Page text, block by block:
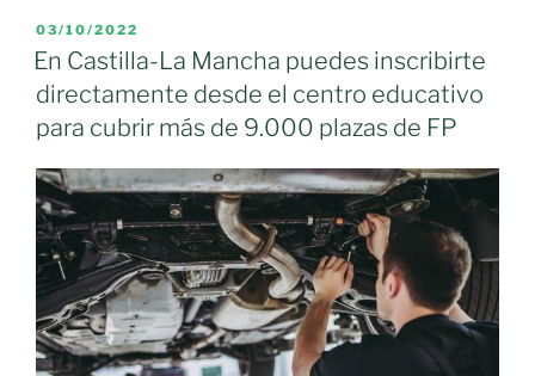
PUBLICADO
EL
03/10/2022
En Castilla-La Mancha puedes inscribirte
directamente desde el centro educativo
para cubrir más de 9.000 plazas de FP